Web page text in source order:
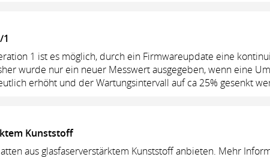
1 ist es möglich, durch ein Firmwareupdate eine
wurde nur ein neuer Messwert ausgegeben, wenn eine
erhöht und der Wartungsintervall auf ca 25% gesenkt
Kunststoff
aus glasfaserverstärktem Kunststoff anbieten. Mehr